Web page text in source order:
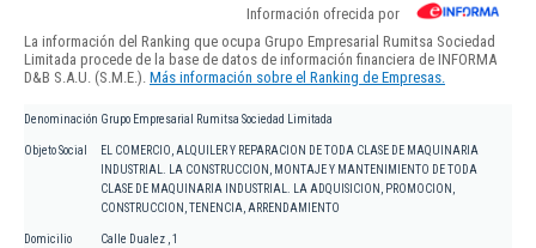
Información ofrecida por
La información del Ranking que ocupa Grupo Empresarial Rumitsa Sociedad
Limitada procede de la base de datos de información financiera de INFORMA
D&B S.A.U. (S.M.E.). Más información sobre el Ranking de Empresas.
Denominación Grupo Empresarial Rumitsa Sociedad Limitada
Objeto Social
EL COMERCIO, ALQUILER Y REPARACION DE TODA CLASE DE MAQUINARIA
INDUSTRIAL. LA CONSTRUCCION, MONTAJE Y MANTENIMIENTO DE TODA
CLASE DE MAQUINARIA INDUSTRIAL. LA ADQUISICION, PROMOCION,
CONSTRUCCION, TENENCIA, ARRENDAMIENTO
Domicilio
Calle Dualez , 1